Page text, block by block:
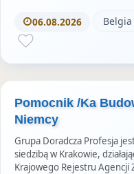
06.08.2026
Pomocnik /Ka
Niemcy
Grupa Doradcza Profesja
siedzibą w Krakowie,
Krajowego Rejestru